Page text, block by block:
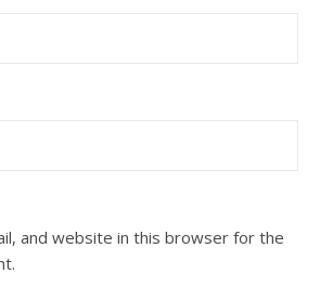
and website in this browser for the